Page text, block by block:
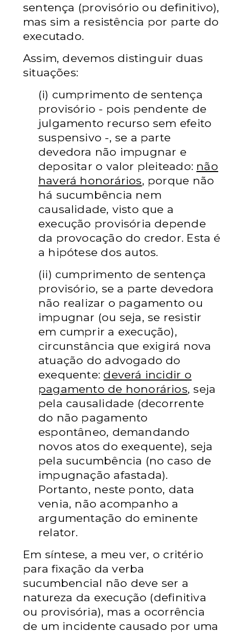
sentença (provisório ou definitivo),
mas sim a resistência por parte do
executado.
Assim, devemos distinguir duas
situações:
(i) cumprimento de sentença
provisório - pois pendente de
julgamento recurso sem efeito
suspensivo -, se a parte
devedora não impugnar e
depositar o valor pleiteado: não
haverá honorários, porque não
há sucumbência nem
causalidade, visto que a
execução provisória depende
da provocação do credor. Esta é
a hipótese dos autos.
(ii) cumprimento de sentença
provisório, se a parte devedora
não realizar o pagamento ou
impugnar (ou seja, se resistir
em cumprir a execução),
circunstância que exigirá nova
atuação do advogado do
exequente: deverá incidir o
pagamento de honorários, seja
pela causalidade (decorrente
do não pagamento
espontâneo, demandando
novos atos do exequente), seja
pela sucumbência (no caso de
impugnação afastada).
Portanto, neste ponto, data
venia, não acompanho a
argumentação do eminente
relator.
Em síntese, a meu ver, o critério
para fixação da verba
sucumbencial não deve ser a
natureza da execução (definitiva
ou provisória), mas a ocorrência
de um incidente causado por uma